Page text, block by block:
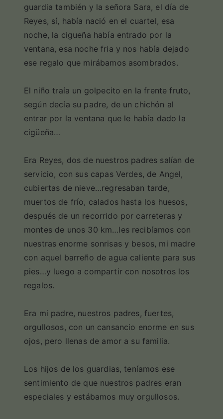
guardia también y la señora Sara, el día de
Reyes, sí, había nació en el cuartel, esa
noche, la cigueña había entrado por la
ventana, esa noche fria y nos había dejado
ese regalo que mirábamos asombrados.
El niño traía un golpecito en la frente fruto,
según decía su padre, de un chichón al
entrar por la ventana que le había dado la
cigüeña…
Era Reyes, dos de nuestros padres salían de
servicio, con sus capas Verdes, de Angel,
cubiertas de nieve…regresaban tarde,
muertos de frío, calados hasta los huesos,
después de un recorrido por carreteras y
montes de unos 30 km…les recibíamos con
nuestras enorme sonrisas y besos, mi madre
con aquel barreño de agua caliente para sus
pies…y luego a compartir con nosotros los
regalos.
Era mi padre, nuestros padres, fuertes,
orgullosos, con un cansancio enorme en sus
ojos, pero llenas de amor a su familia.
Los hijos de los guardias, teníamos ese
sentimiento de que nuestros padres eran
especiales y estábamos muy orgullosos.